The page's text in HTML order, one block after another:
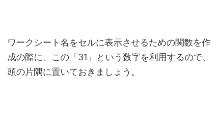
ワークシート名をセルに表示させるための関数を作
成の際に、この「31」という数字を利用するので、
頭の片隅に置いておきましょう。